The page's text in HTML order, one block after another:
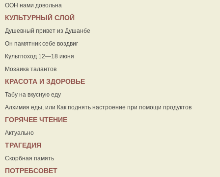
ООН нами довольна
КУЛЬТУРНЫЙ СЛОЙ
Душевный привет из Душанбе
Он памятник себе воздвиг
Культпоход 12—18 июня
Мозаика талантов
КРАСОТА И ЗДОРОВЬЕ
Табу на вкусную еду
Алхимия еды, или Как поднять настроение при помощи продуктов
ГОРЯЧЕЕ ЧТЕНИЕ
Актуально
ТРАГЕДИЯ
Скорбная память
ПОТРЕБСОВЕТ